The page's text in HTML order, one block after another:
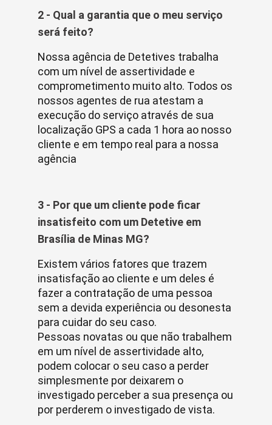
2 - Qual a garantia que o meu serviço
será feito?
Nossa agência de Detetives trabalha
com um nível de assertividade e
comprometimento muito alto. Todos os
nossos agentes de rua atestam a
execução do serviço através de sua
localização GPS a cada 1 hora ao nosso
cliente e em tempo real para a nossa
agência
3 - Por que um cliente pode ficar
insatisfeito com um Detetive em
Brasília de Minas MG?
Existem vários fatores que trazem
insatisfação ao cliente e um deles é
fazer a contratação de uma pessoa
sem a devida experiência ou desonesta
para cuidar do seu caso.
Pessoas novatas ou que não trabalhem
em um nível de assertividade alto,
podem colocar o seu caso a perder
simplesmente por deixarem o
investigado perceber a sua presença ou
por perderem o investigado de vista.